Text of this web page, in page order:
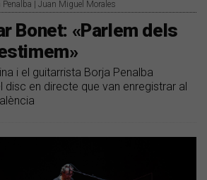
| Juan Miguel Morales
Bonet: «Parlem dels
i el guitarrista Borja Penalba
disc en directe que van enregistrar al